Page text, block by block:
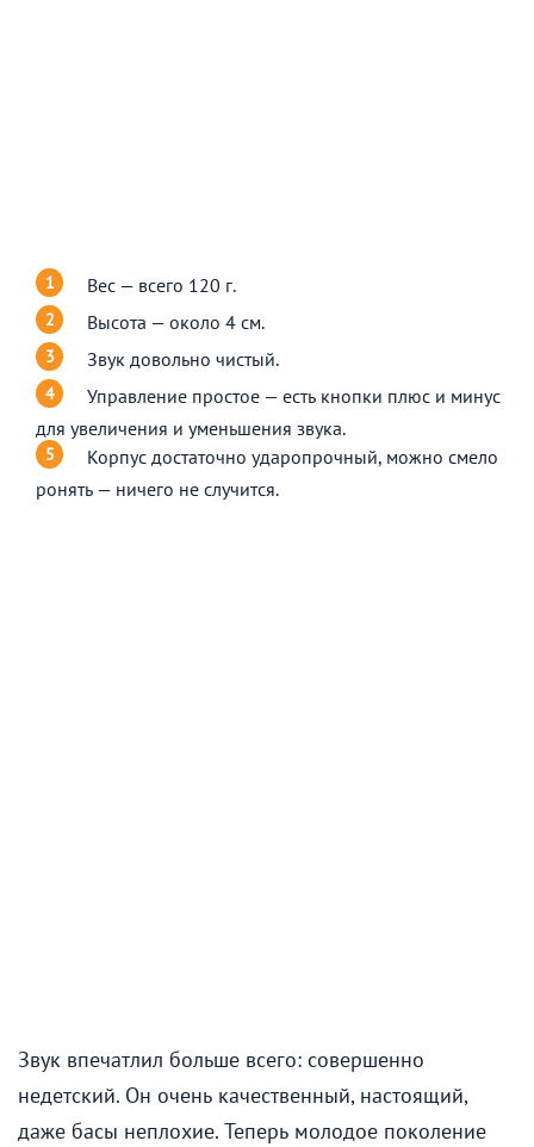
Вес — всего 120 г.
Высота — около 4 см.
Звук довольно чистый.
Управление простое — есть кнопки плюс и минус
для увеличения и уменьшения звука.
Корпус достаточно ударопрочный, можно смело
ронять — ничего не случится.
Звук впечатлил больше всего: совершенно
недетский. Он очень качественный, настоящий,
даже басы неплохие. Теперь молодое поколение